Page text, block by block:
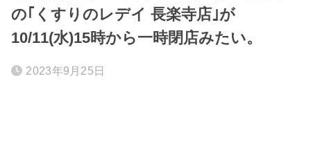
の｢くすりのレデイ 長楽寺店｣が
10/11(水)15時から一時閉店みたい。
2023年9月25日